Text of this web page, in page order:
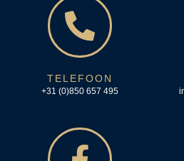
TELEFOON
+31 (0)850 657 495